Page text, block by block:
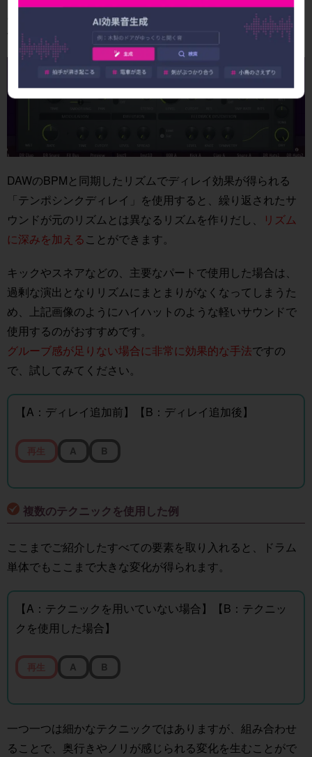
用したトラックに奥行きを感じさせ、立体的なサウンドに
仕上げることができます。
DAWのBPMと同期したリズムでディレイ効果が得られる
「テンポシンクディレイ」を使用すると、繰り返されたサ
ウンドが元のリズムとは異なるリズムを作りだし、
リズム
に深みを加えることができます。
キックやスネアなどの、主要なパートで使用した場合は、
過剰な演出となりリズムにまとまりがなくなってしまうた
め、上記画像のようにハイハットのような軽いサウンドで
使用するのがおすすめです。
グルーブ感が足りない場合に非常に効果的な手法ですの
で、試してみてください。
【A：ディレイ追加前】【B：ディレイ追加後】
再生 A B
複数のテクニックを使用した例
ここまでご紹介したすべての要素を取り入れると、ドラム
単体でもここまで大きな変化が得られます。
【A：テクニックを用いていない場合】【B：テクニッ
クを使用した場合】
再生 A B
一つ一つは細かなテクニックではありますが、組み合わせ
ることで、奥行きやノリが感じられる変化を生むことがで